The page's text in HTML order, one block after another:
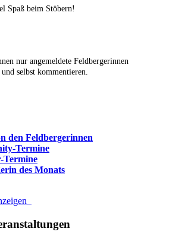
Spaß beim Stöbern!
nur angemeldete Feldbergerinnen
und selbst kommentieren.
den Feldbergerinnen
Termine
Termine
des Monats